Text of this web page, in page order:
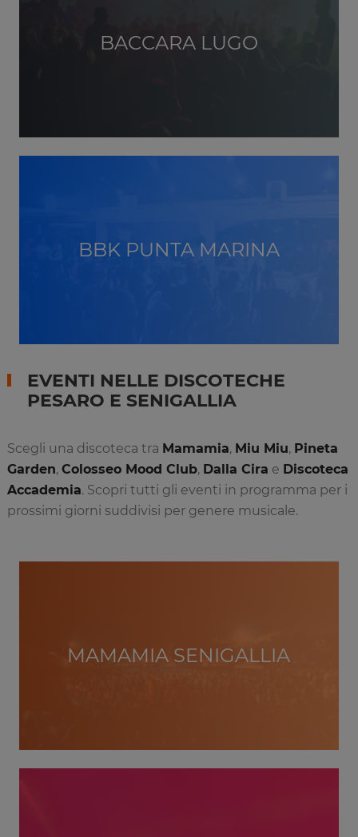
BACCARA LUGO
BBK PUNTA MARINA
EVENTI NELLE DISCOTECHE
PESARO E SENIGALLIA
Scegli una discoteca tra Mamamia, Miu Miu, Pineta
Garden, Colosseo Mood Club, Dalla Cira e Discoteca
Accademia. Scopri tutti gli eventi in programma per i
prossimi giorni suddivisi per genere musicale.
MAMAMIA SENIGALLIA